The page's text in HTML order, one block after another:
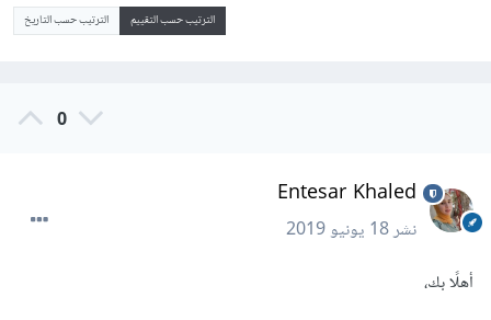
الترتيب حسب التقييم الترتيب حسب التاريخ
0
Entesar Khaled
نشر18 يونيو 2019
أهلًا بك،